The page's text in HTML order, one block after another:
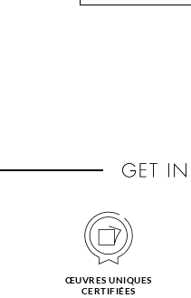
ŒUVRES UNIQUES
CERTIFIÉES